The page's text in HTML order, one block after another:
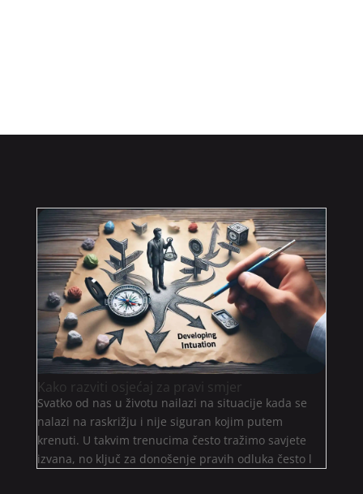
Kako razviti osjećaj za pravi smjer
Svatko od nas u životu nailazi na situacije kada se
nalazi na raskrižju i nije siguran kojim putem
krenuti. U takvim trenucima često tražimo savjete
izvana, no ključ za donošenje pravih odluka često l